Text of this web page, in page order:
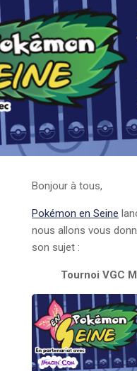
Bonjour à tous,
Pokémon en Seine
nous allons vous
son sujet :
Tournoi VGC